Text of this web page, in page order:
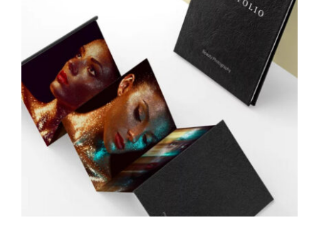
205,00€